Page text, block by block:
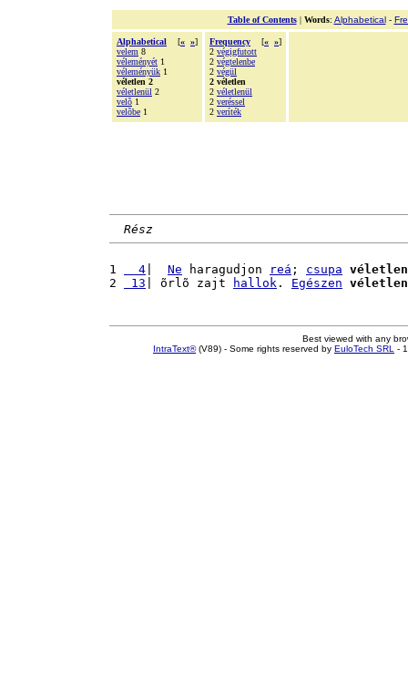
Table of Contents| Words: Alphabetical-
Alphabetical [« »]
velem 8
véleményét 1
véleményük 1
véletlen 2
véletlenül 2
velõ 1
velõbe 1
Frequency [« »]
2 végigfutott
2 végtelenbe
2 végül
2 véletlen
2 véletlenül
2 veréssel
2 veríték
Rész
1
  4
Ne haragudjon reá ; csupa véletlen
2
13 | õrlõ zajt hallok . Egészen véletlen
Best viewed with any
IntraText®(V89) - Some rights reserved by EuloTech SRL -